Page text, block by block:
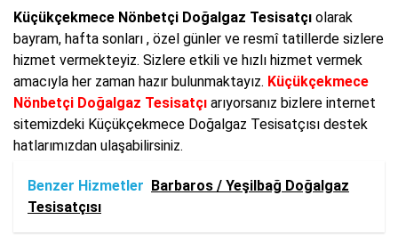
Küçükçekmece Nönbetçi Doğalgaz Tesisatçı olarak
bayram, hafta sonları , özel günler ve resmî tatillerde sizlere
hizmet vermekteyiz. Sizlere etkili ve hızlı hizmet vermek
amacıyla her zaman hazır bulunmaktayız. Küçükçekmece
Nönbetçi Doğalgaz Tesisatçı arıyorsanız bizlere internet
sitemizdeki Küçükçekmece Doğalgaz Tesisatçısı destek
hatlarımızdan ulaşabilirsiniz.
Benzer Hizmetler
Barbaros / Yeşilbağ Doğalgaz
Tesisatçısı